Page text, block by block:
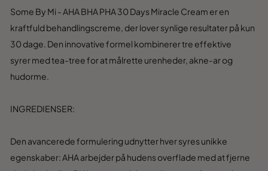
Some By Mi - AHA BHA PHA 30 Days Miracle Cream er en
kraftfuld behandlingscreme, der lover synlige resultater på kun
30 dage. Den innovative formel kombinerer tre effektive
syrermed tea-treefor at målrette urenheder, akne-ar og
hudorme.
INGREDIENSER:
Den avanceredeformulering udnytter hver syres unikke
egenskaber: AHA arbejderpå hudens overflade med atfjerne